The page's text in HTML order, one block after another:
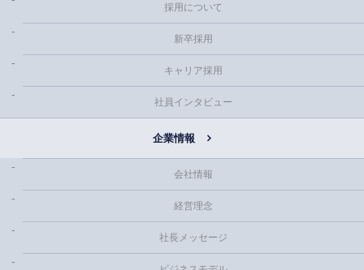
採用について
新卒採用
キャリア採用
社員インタビュー
企業情報
会社情報
経営理念
社長メッセージ